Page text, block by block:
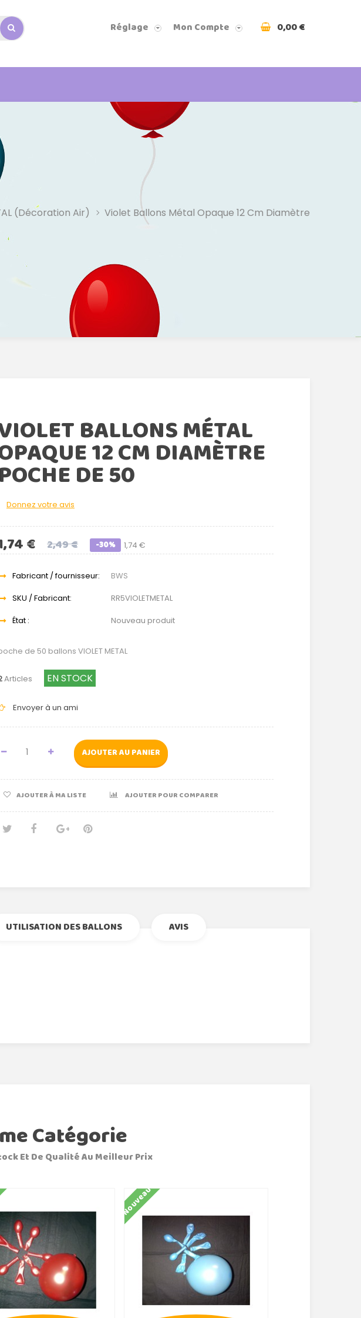
Réglage Mon Compte 0,00 €
(décoration Air)
Violet Ballons Métal Opaque 12 Cm Diamètre
BALLONS MÉTAL
12 CM DIAMÈTRE
POCHE DE 50
Donnez votre avis
1,74 €
€ 2,49 € -30%
Fabricant / fournisseur:
BWS
SKU / Fabricant:
RR5VIOLETMETAL
État :
Nouveau produit
de 50 ballons VIOLET METAL
Articles EN STOCK
Envoyer à un ami
AJOUTER AU PANIER
AJOUTER À MA LISTE AJOUTER POUR COMPARER
UTILISATION DES BALLONS AVIS
Catégorie
Et De Qualité Au Meilleur Prix
Nouveau